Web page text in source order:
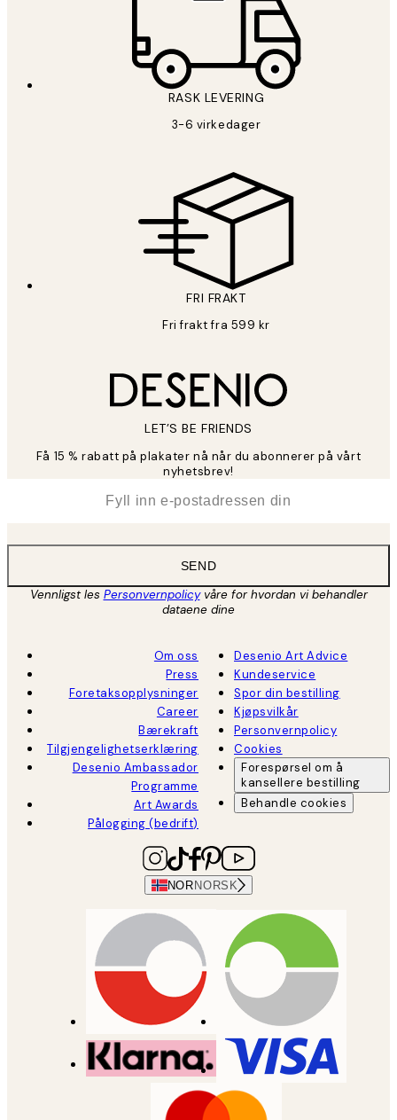
RASK LEVERING
3-6 virkedager
FRI FRAKT
Fri frakt fra 599 kr
LET’S BE FRIENDS
Få 15 % rabatt på plakater nå når du abonnerer på vårt
nyhetsbrev!
SEND
Vennligst les Personvernpolicyvåre for hvordan vi behandler
dataene dine
Om oss
Press
Foretaksopplysninger
Career
Bærekraft
Tilgjengelighetserklæring
Desenio Ambassador
Programme
Art Awards
Pålogging (bedrift)
Desenio Art Advice
Kundeservice
Spor din bestilling
Kjøpsvilkår
Personvernpolicy
Cookies
Forespørsel om å
kansellere bestilling
Behandle cookies
NOR NORSK